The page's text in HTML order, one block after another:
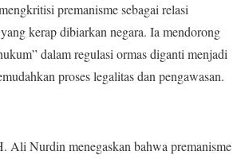
premanisme sebagai relasi
kerap dibiarkan negara. Ia mendorong
dalam regulasi ormas diganti menjadi
proses legalitas dan pengawasan.
Ali Nurdin menegaskan bahwa premanisme